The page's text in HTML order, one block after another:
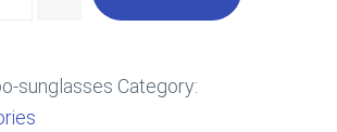
sunglasses Category: